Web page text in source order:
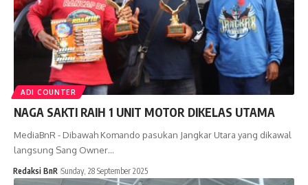
ADI COUNTER
NAGA SAKTI RAIH 1 UNIT MOTOR DIKELAS UTAMA
MediaBnR - Dibawah Komando pasukan Jangkar Utara yang dikawal
langsung Sang Owner…
Redaksi BnR Sunday, 28 September 2025